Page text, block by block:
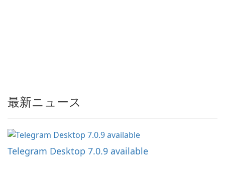
最新ニュース
Telegram Desktop 7.0.9 available